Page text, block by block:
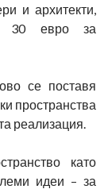
и архитекти,
30 евро за
се поставя
пространства
реализация.
като
идеи – за